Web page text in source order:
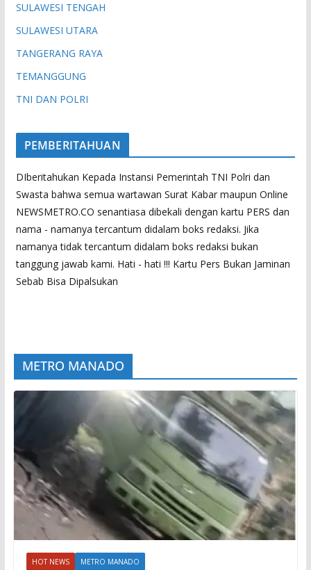
SULAWESI TENGAH
SULAWESI UTARA
TANGERANG RAYA
TEMANGGUNG
TNI DAN POLRI
PEMBERITAHUAN
DIberitahukan Kepada Instansi Pemerintah TNI Polri dan
Swasta bahwa semua wartawan Surat Kabar maupun Online
NEWSMETRO.CO senantiasa dibekali dengan kartu PERS dan
nama - namanya tercantum didalam boks redaksi. Jika
namanya tidak tercantum didalam boks redaksi bukan
tanggung jawab kami. Hati - hati !!! Kartu Pers Bukan Jaminan
Sebab Bisa Dipalsukan
METRO MANADO
HOT NEWS METRO MANADO